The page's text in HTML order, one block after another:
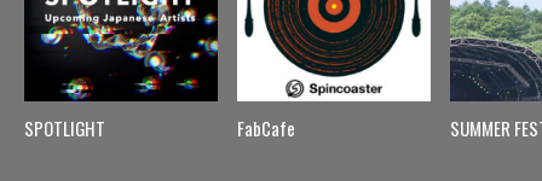
SPOTLIGHT FabCafe SUMMER